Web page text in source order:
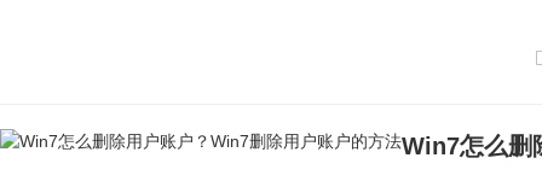
Win7怎么删